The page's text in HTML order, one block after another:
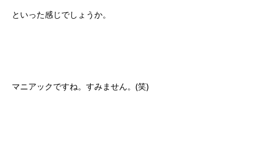
といった感じでしょうか。
マニアックですね。すみません。(笑)